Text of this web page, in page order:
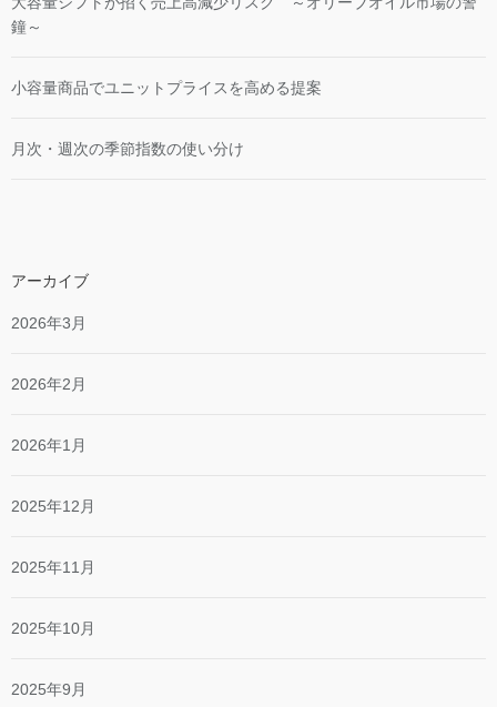
鐘～
小容量商品でユニットプライスを高める提案
月次・週次の季節指数の使い分け
アーカイブ
2026年3月
2026年2月
2026年1月
2025年12月
2025年11月
2025年10月
2025年9月